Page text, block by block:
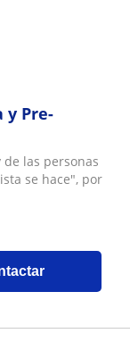
y Pre-
las personas
se hace", por